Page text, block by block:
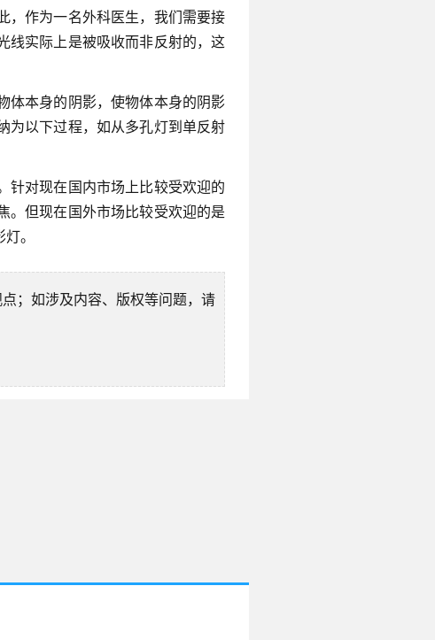
，作为一名外科医生，我们需要接
线实际上是被吸收而非反射的，这
体本身的阴影，使物体本身的阴影
为以下过程，如从多孔灯到单反射
针对现在国内市场上比较受欢迎的
。但现在国外市场比较受欢迎的是
。
；如涉及内容、版权等问题，请